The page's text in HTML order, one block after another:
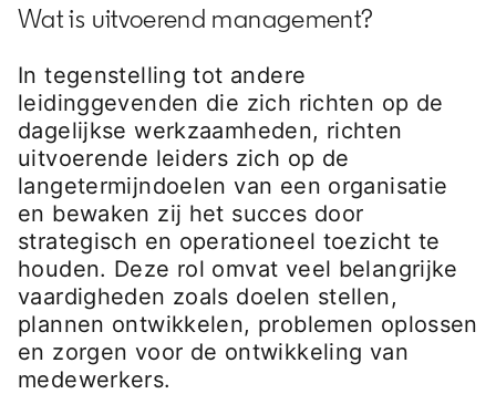
Wat is uitvoerend management?
In tegenstelling tot andere
leidinggevenden die zich richten op de
dagelijkse werkzaamheden, richten
uitvoerende leiders zich op de
langetermijndoelen van een organisatie
en bewaken zij het succes door
strategisch en operationeel toezicht te
houden. Deze rol omvat veel belangrijke
vaardigheden zoals doelen stellen,
plannen ontwikkelen, problemen oplossen
en zorgen voor de ontwikkeling van
medewerkers.